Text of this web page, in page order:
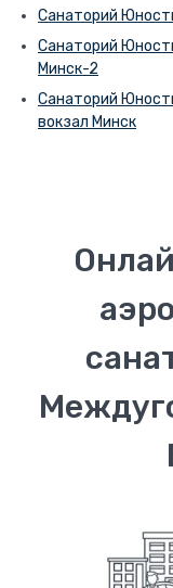
Санаторий
Санаторий
Минск-2
Санаторий
вокзал Минск